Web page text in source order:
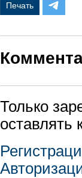
Печать
Только
оставлять